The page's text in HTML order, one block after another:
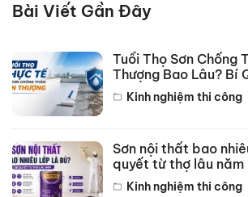
Bài Viết Gần Đây
Tuổi Thọ Sơn Chống
Thượng Bao Lâu? Bí
NămKinh nghiệm thi công
Sơn nội thất bao
quyết từ thợ lâu năm
Kinh nghiệm thi công